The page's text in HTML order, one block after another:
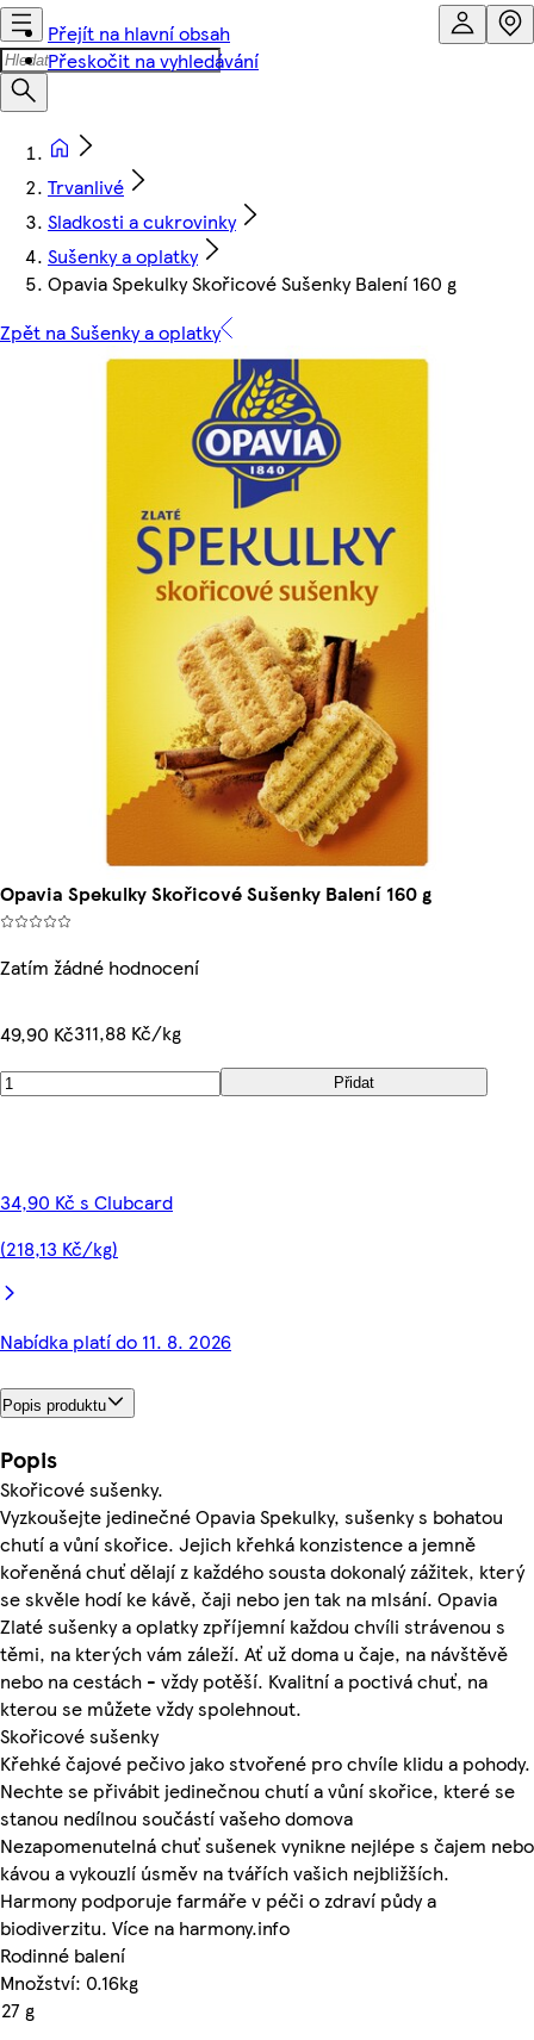
Přejít na hlavní obsah
Přeskočit na vyhledávání
Trvanlivé
Sladkosti a cukrovinky
Sušenky a oplatky
Opavia Spekulky Skořicové Sušenky Balení 160 g
Zpět na Sušenky a oplatky
Opavia Spekulky Skořicové Sušenky Balení 160 g
Zatím žádné hodnocení
49,90 Kč311,88 Kč/kg
Přidat
34,90 Kč s Clubcard
(218,13 Kč/kg)
Nabídka platí do 11. 8. 2026
Popis produktu
Popis
Skořicové sušenky.
Vyzkoušejte jedinečné Opavia Spekulky, sušenky s bohatou
chutí a vůní skořice. Jejich křehká konzistence a jemně
kořeněná chuť dělají z každého sousta dokonalý zážitek, který
se skvěle hodí ke kávě, čaji nebo jen tak na mlsání. Opavia
Zlaté sušenky a oplatky zpříjemní každou chvíli strávenou s
těmi, na kterých vám záleží. Ať už doma u čaje, na návštěvě
nebo na cestách - vždy potěší. Kvalitní a poctivá chuť, na
kterou se můžete vždy spolehnout.
Skořicové sušenky
Křehké čajové pečivo jako stvořené pro chvíle klidu a pohody.
Nechte se přivábit jedinečnou chutí a vůní skořice, které se
stanou nedílnou součástí vašeho domova
Nezapomenutelná chuť sušenek vynikne nejlépe s čajem nebo
kávou a vykouzlí úsměv na tvářích vašich nejbližších.
Harmony podporuje farmáře v péči o zdraví půdy a
biodiverzitu. Více na harmony.info
Rodinné balení
Množství: 0.16kg
27 g